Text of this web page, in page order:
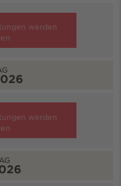
werden
werden